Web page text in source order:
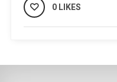
0 LIKES